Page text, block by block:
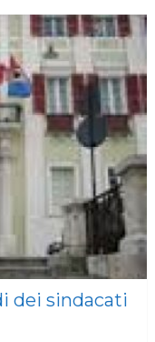
dei sindacati